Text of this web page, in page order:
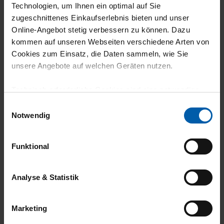
Technologien, um Ihnen ein optimal auf Sie
zugeschnittenes Einkaufserlebnis bieten und unser
Online-Angebot stetig verbessern zu können. Dazu
kommen auf unseren Webseiten verschiedene Arten von
Cookies zum Einsatz, die Daten sammeln, wie Sie
unsere Angebote auf welchen Geräten nutzen.
grundlegende Funktionen wie etwa zur Auswahl und
gewährleisten.
Für die Darstellung personalisierter Angebote, Anzeigen
und Inhalte aufgrund Ihres Nutzerverhaltens und Ihres
Zwecke zur Analyse und Optimierung unserer
Notwendig
Funktional
Analyse & Statistik
Marketing
climate-neutral
shipping
Family business
14 day return policy
100% Made in